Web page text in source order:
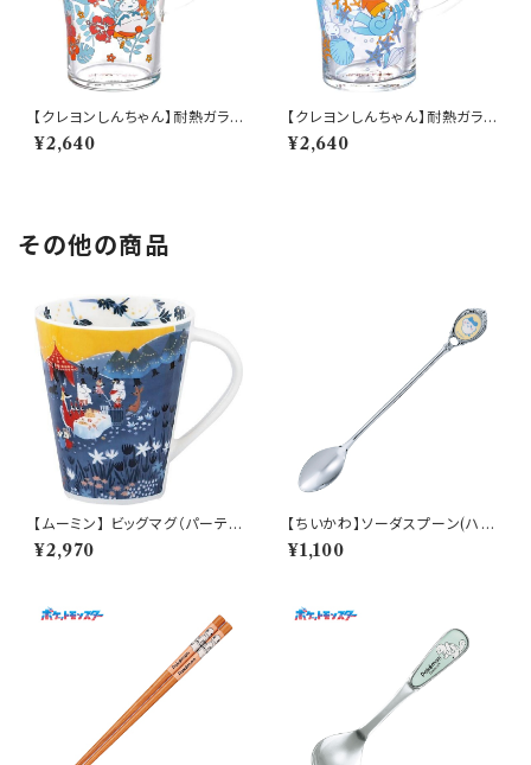
【クレヨンしんちゃん】耐熱ガラス
マグ（はな）【CS40】CS42-815
¥2,640
【クレヨンしんちゃん】耐熱ガラス
マグ（貝がら）【CS40】CS41-81
5
¥2,640
その他の商品
【ムーミン】 ビッグマグ（パーテ
ィ）【MM3200】MM3203-35
¥2,970
【ちいかわ】ソーダスプーン(ハチ
ワレ)【CKW40】CKW42-850
¥1,100